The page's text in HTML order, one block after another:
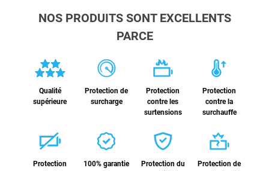
NOS PRODUITS SONT EXCELLENTS
PARCE
Qualité
supérieure
Protection de
surcharge
Protection
contre les
surtensions
Protection
contre la
surchauffe
Protection
100% garantie
Protection du
Protection de